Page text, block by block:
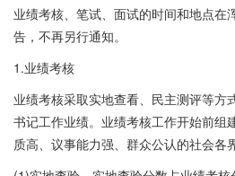
业绩考核、笔试、面试的时间和地点在
告，不再另行通知。
1.业绩考核
业绩考核采取实地查看、民主测评等方
书记工作业绩。业绩考核工作开始前组
质高、议事能力强、群众公认的社会各